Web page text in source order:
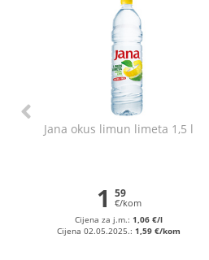
Jana okus limun limeta 1,5 l
1 59
€/kom
Cijena za j.m.:1,06 €/l
Cijena 02.05.2025.:1,59 €/kom